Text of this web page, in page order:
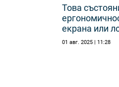
Това
екрана или
01 авг. 2025 | 11:28